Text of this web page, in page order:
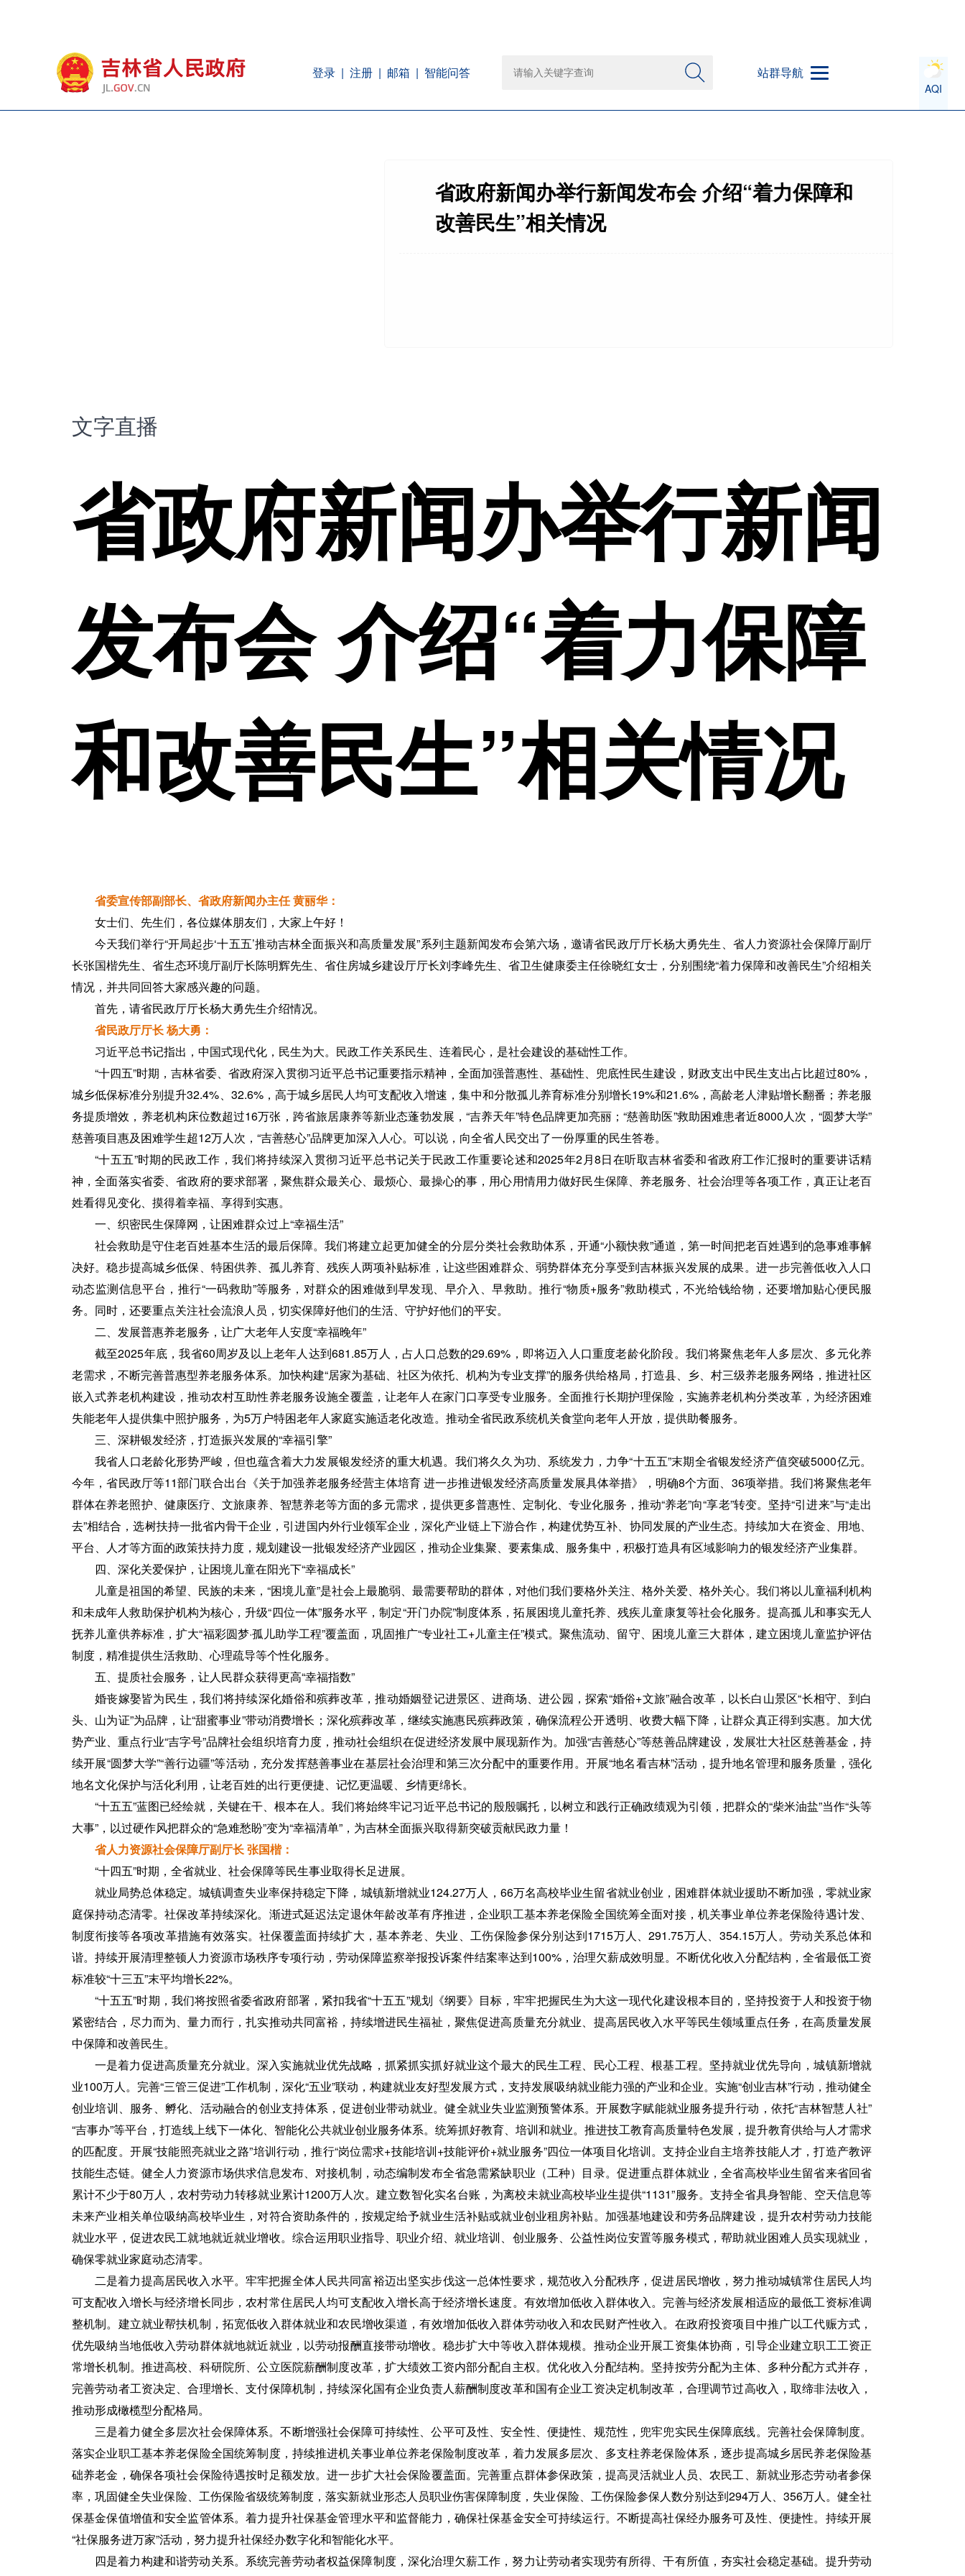
登录 注册 邮箱 智能问答 站群导航
AQI
省政府新闻办举行新闻发布会 介绍“着力保障和
改善民生”相关情况
文字直播
省政府新闻办举行新闻
发布会 介绍“着力保障
和改善民生”相关情况
省委宣传部副部长、省政府新闻办主任 黄丽华：
女士们、先生们，各位媒体朋友们，大家上午好！
今天我们举行“开局起步‘十五五’推动吉林全面振兴和高质量发展”系列主题新闻发布会第六场，邀请省民政厅厅长杨大勇先生、省人力资源社会保障厅副厅
长张国楷先生、省生态环境厅副厅长陈明辉先生、省住房城乡建设厅厅长刘李峰先生、省卫生健康委主任徐晓红女士，分别围绕“着力保障和改善民生”介绍相关
情况，并共同回答大家感兴趣的问题。
首先，请省民政厅厅长杨大勇先生介绍情况。
省民政厅厅长 杨大勇：
习近平总书记指出，中国式现代化，民生为大。民政工作关系民生、连着民心，是社会建设的基础性工作。
“十四五”时期，吉林省委、省政府深入贯彻习近平总书记重要指示精神，全面加强普惠性、基础性、兜底性民生建设，财政支出中民生支出占比超过80%，
城乡低保标准分别提升32.4%、32.6%，高于城乡居民人均可支配收入增速，集中和分散孤儿养育标准分别增长19%和21.6%，高龄老人津贴增长翻番；养老服
务提质增效，养老机构床位数超过16万张，跨省旅居康养等新业态蓬勃发展，“吉养天年”特色品牌更加亮丽；“慈善助医”救助困难患者近8000人次，“圆梦大学”
慈善项目惠及困难学生超12万人次，“吉善慈心”品牌更加深入人心。可以说，向全省人民交出了一份厚重的民生答卷。
“十五五”时期的民政工作，我们将持续深入贯彻习近平总书记关于民政工作重要论述和2025年2月8日在听取吉林省委和省政府工作汇报时的重要讲话精
神，全面落实省委、省政府的要求部署，聚焦群众最关心、最烦心、最操心的事，用心用情用力做好民生保障、养老服务、社会治理等各项工作，真正让老百
姓看得见变化、摸得着幸福、享得到实惠。
一、织密民生保障网，让困难群众过上“幸福生活”
社会救助是守住老百姓基本生活的最后保障。我们将建立起更加健全的分层分类社会救助体系，开通“小额快救”通道，第一时间把老百姓遇到的急事难事解
决好。稳步提高城乡低保、特困供养、孤儿养育、残疾人两项补贴标准，让这些困难群众、弱势群体充分享受到吉林振兴发展的成果。进一步完善低收入人口
动态监测信息平台，推行“一码救助”等服务，对群众的困难做到早发现、早介入、早救助。推行“物质+服务”救助模式，不光给钱给物，还要增加贴心便民服
务。同时，还要重点关注社会流浪人员，切实保障好他们的生活、守护好他们的平安。
二、发展普惠养老服务，让广大老年人安度“幸福晚年”
截至2025年底，我省60周岁及以上老年人达到681.85万人，占人口总数的29.69%，即将迈入人口重度老龄化阶段。我们将聚焦老年人多层次、多元化养
老需求，不断完善普惠型养老服务体系。加快构建“居家为基础、社区为依托、机构为专业支撑”的服务供给格局，打造县、乡、村三级养老服务网络，推进社区
嵌入式养老机构建设，推动农村互助性养老服务设施全覆盖，让老年人在家门口享受专业服务。全面推行长期护理保险，实施养老机构分类改革，为经济困难
失能老年人提供集中照护服务，为5万户特困老年人家庭实施适老化改造。推动全省民政系统机关食堂向老年人开放，提供助餐服务。
三、深耕银发经济，打造振兴发展的“幸福引擎”
我省人口老龄化形势严峻，但也蕴含着大力发展银发经济的重大机遇。我们将久久为功、系统发力，力争“十五五”末期全省银发经济产值突破5000亿元。
今年，省民政厅等11部门联合出台《关于加强养老服务经营主体培育 进一步推进银发经济高质量发展具体举措》，明确8个方面、36项举措。我们将聚焦老年
群体在养老照护、健康医疗、文旅康养、智慧养老等方面的多元需求，提供更多普惠性、定制化、专业化服务，推动“养老”向“享老”转变。坚持“引进来”与“走出
去”相结合，选树扶持一批省内骨干企业，引进国内外行业领军企业，深化产业链上下游合作，构建优势互补、协同发展的产业生态。持续加大在资金、用地、
平台、人才等方面的政策扶持力度，规划建设一批银发经济产业园区，推动企业集聚、要素集成、服务集中，积极打造具有区域影响力的银发经济产业集群。
四、深化关爱保护，让困境儿童在阳光下“幸福成长”
儿童是祖国的希望、民族的未来，“困境儿童”是社会上最脆弱、最需要帮助的群体，对他们我们要格外关注、格外关爱、格外关心。我们将以儿童福利机构
和未成年人救助保护机构为核心，升级“四位一体”服务水平，制定“开门办院”制度体系，拓展困境儿童托养、残疾儿童康复等社会化服务。提高孤儿和事实无人
抚养儿童供养标准，扩大“福彩圆梦·孤儿助学工程”覆盖面，巩固推广“专业社工+儿童主任”模式。聚焦流动、留守、困境儿童三大群体，建立困境儿童监护评估
制度，精准提供生活救助、心理疏导等个性化服务。
五、提质社会服务，让人民群众获得更高“幸福指数”
婚丧嫁娶皆为民生，我们将持续深化婚俗和殡葬改革，推动婚姻登记进景区、进商场、进公园，探索“婚俗+文旅”融合改革，以长白山景区“长相守、到白
头、山为证”为品牌，让“甜蜜事业”带动消费增长；深化殡葬改革，继续实施惠民殡葬政策，确保流程公开透明、收费大幅下降，让群众真正得到实惠。加大优
势产业、重点行业“吉字号”品牌社会组织培育力度，推动社会组织在促进经济发展中展现新作为。加强“吉善慈心”等慈善品牌建设，发展壮大社区慈善基金，持
续开展“圆梦大学”“善行边疆”等活动，充分发挥慈善事业在基层社会治理和第三次分配中的重要作用。开展“地名看吉林”活动，提升地名管理和服务质量，强化
地名文化保护与活化利用，让老百姓的出行更便捷、记忆更温暖、乡情更绵长。
“十五五”蓝图已经绘就，关键在干、根本在人。我们将始终牢记习近平总书记的殷殷嘱托，以树立和践行正确政绩观为引领，把群众的“柴米油盐”当作“头等
大事”，以过硬作风把群众的“急难愁盼”变为“幸福清单”，为吉林全面振兴取得新突破贡献民政力量！
省人力资源社会保障厅副厅长 张国楷：
“十四五”时期，全省就业、社会保障等民生事业取得长足进展。
就业局势总体稳定。城镇调查失业率保持稳定下降，城镇新增就业124.27万人，66万名高校毕业生留省就业创业，困难群体就业援助不断加强，零就业家
庭保持动态清零。社保改革持续深化。渐进式延迟法定退休年龄改革有序推进，企业职工基本养老保险全国统筹全面对接，机关事业单位养老保险待遇计发、
制度衔接等各项改革措施有效落实。社保覆盖面持续扩大，基本养老、失业、工伤保险参保分别达到1715万人、291.75万人、354.15万人。劳动关系总体和
谐。持续开展清理整顿人力资源市场秩序专项行动，劳动保障监察举报投诉案件结案率达到100%，治理欠薪成效明显。不断优化收入分配结构，全省最低工资
标准较“十三五”末平均增长22%。
“十五五”时期，我们将按照省委省政府部署，紧扣我省“十五五”规划《纲要》目标，牢牢把握民生为大这一现代化建设根本目的，坚持投资于人和投资于物
紧密结合，尽力而为、量力而行，扎实推动共同富裕，持续增进民生福祉，聚焦促进高质量充分就业、提高居民收入水平等民生领域重点任务，在高质量发展
中保障和改善民生。
一是着力促进高质量充分就业。深入实施就业优先战略，抓紧抓实抓好就业这个最大的民生工程、民心工程、根基工程。坚持就业优先导向，城镇新增就
业100万人。完善“三管三促进”工作机制，深化“五业”联动，构建就业友好型发展方式，支持发展吸纳就业能力强的产业和企业。实施“创业吉林”行动，推动健全
创业培训、服务、孵化、活动融合的创业支持体系，促进创业带动就业。健全就业失业监测预警体系。开展数字赋能就业服务提升行动，依托“吉林智慧人社”
“吉事办”等平台，打造线上线下一体化、智能化公共就业创业服务体系。统筹抓好教育、培训和就业。推进技工教育高质量特色发展，提升教育供给与人才需求
的匹配度。开展“技能照亮就业之路”培训行动，推行“岗位需求+技能培训+技能评价+就业服务”四位一体项目化培训。支持企业自主培养技能人才，打造产教评
技能生态链。健全人力资源市场供求信息发布、对接机制，动态编制发布全省急需紧缺职业（工种）目录。促进重点群体就业，全省高校毕业生留省来省回省
累计不少于80万人，农村劳动力转移就业累计1200万人次。建立数智化实名台账，为离校未就业高校毕业生提供“1131”服务。支持全省具身智能、空天信息等
未来产业相关单位吸纳高校毕业生，对符合资助条件的，按规定给予就业生活补贴或就业创业租房补贴。加强基地建设和劳务品牌建设，提升农村劳动力技能
就业水平，促进农民工就地就近就业增收。综合运用职业指导、职业介绍、就业培训、创业服务、公益性岗位安置等服务模式，帮助就业困难人员实现就业，
确保零就业家庭动态清零。
二是着力提高居民收入水平。牢牢把握全体人民共同富裕迈出坚实步伐这一总体性要求，规范收入分配秩序，促进居民增收，努力推动城镇常住居民人均
可支配收入增长与经济增长同步，农村常住居民人均可支配收入增长高于经济增长速度。有效增加低收入群体收入。完善与经济发展相适应的最低工资标准调
整机制。建立就业帮扶机制，拓宽低收入群体就业和农民增收渠道，有效增加低收入群体劳动收入和农民财产性收入。在政府投资项目中推广以工代赈方式，
优先吸纳当地低收入劳动群体就地就近就业，以劳动报酬直接带动增收。稳步扩大中等收入群体规模。推动企业开展工资集体协商，引导企业建立职工工资正
常增长机制。推进高校、科研院所、公立医院薪酬制度改革，扩大绩效工资内部分配自主权。优化收入分配结构。坚持按劳分配为主体、多种分配方式并存，
完善劳动者工资决定、合理增长、支付保障机制，持续深化国有企业负责人薪酬制度改革和国有企业工资决定机制改革，合理调节过高收入，取缔非法收入，
推动形成橄榄型分配格局。
三是着力健全多层次社会保障体系。不断增强社会保障可持续性、公平可及性、安全性、便捷性、规范性，兜牢兜实民生保障底线。完善社会保障制度。
落实企业职工基本养老保险全国统筹制度，持续推进机关事业单位养老保险制度改革，着力发展多层次、多支柱养老保险体系，逐步提高城乡居民养老保险基
础养老金，确保各项社会保险待遇按时足额发放。进一步扩大社会保险覆盖面。完善重点群体参保政策，提高灵活就业人员、农民工、新就业形态劳动者参保
率，巩固健全失业保险、工伤保险省级统筹制度，落实新就业形态人员职业伤害保障制度，失业保险、工伤保险参保人数分别达到294万人、356万人。健全社
保基金保值增值和安全监管体系。着力提升社保基金管理水平和监督能力，确保社保基金安全可持续运行。不断提高社保经办服务可及性、便捷性。持续开展
“社保服务进万家”活动，努力提升社保经办数字化和智能化水平。
四是着力构建和谐劳动关系。系统完善劳动者权益保障制度，深化治理欠薪工作，努力让劳动者实现劳有所得、干有所值，夯实社会稳定基础。提升劳动